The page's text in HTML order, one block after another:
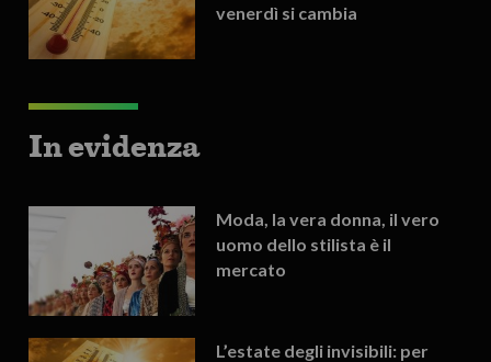
venerdì si cambia
In evidenza
Moda, la vera donna, il vero
uomo dello stilista è il
mercato
L’estate degli invisibili: per